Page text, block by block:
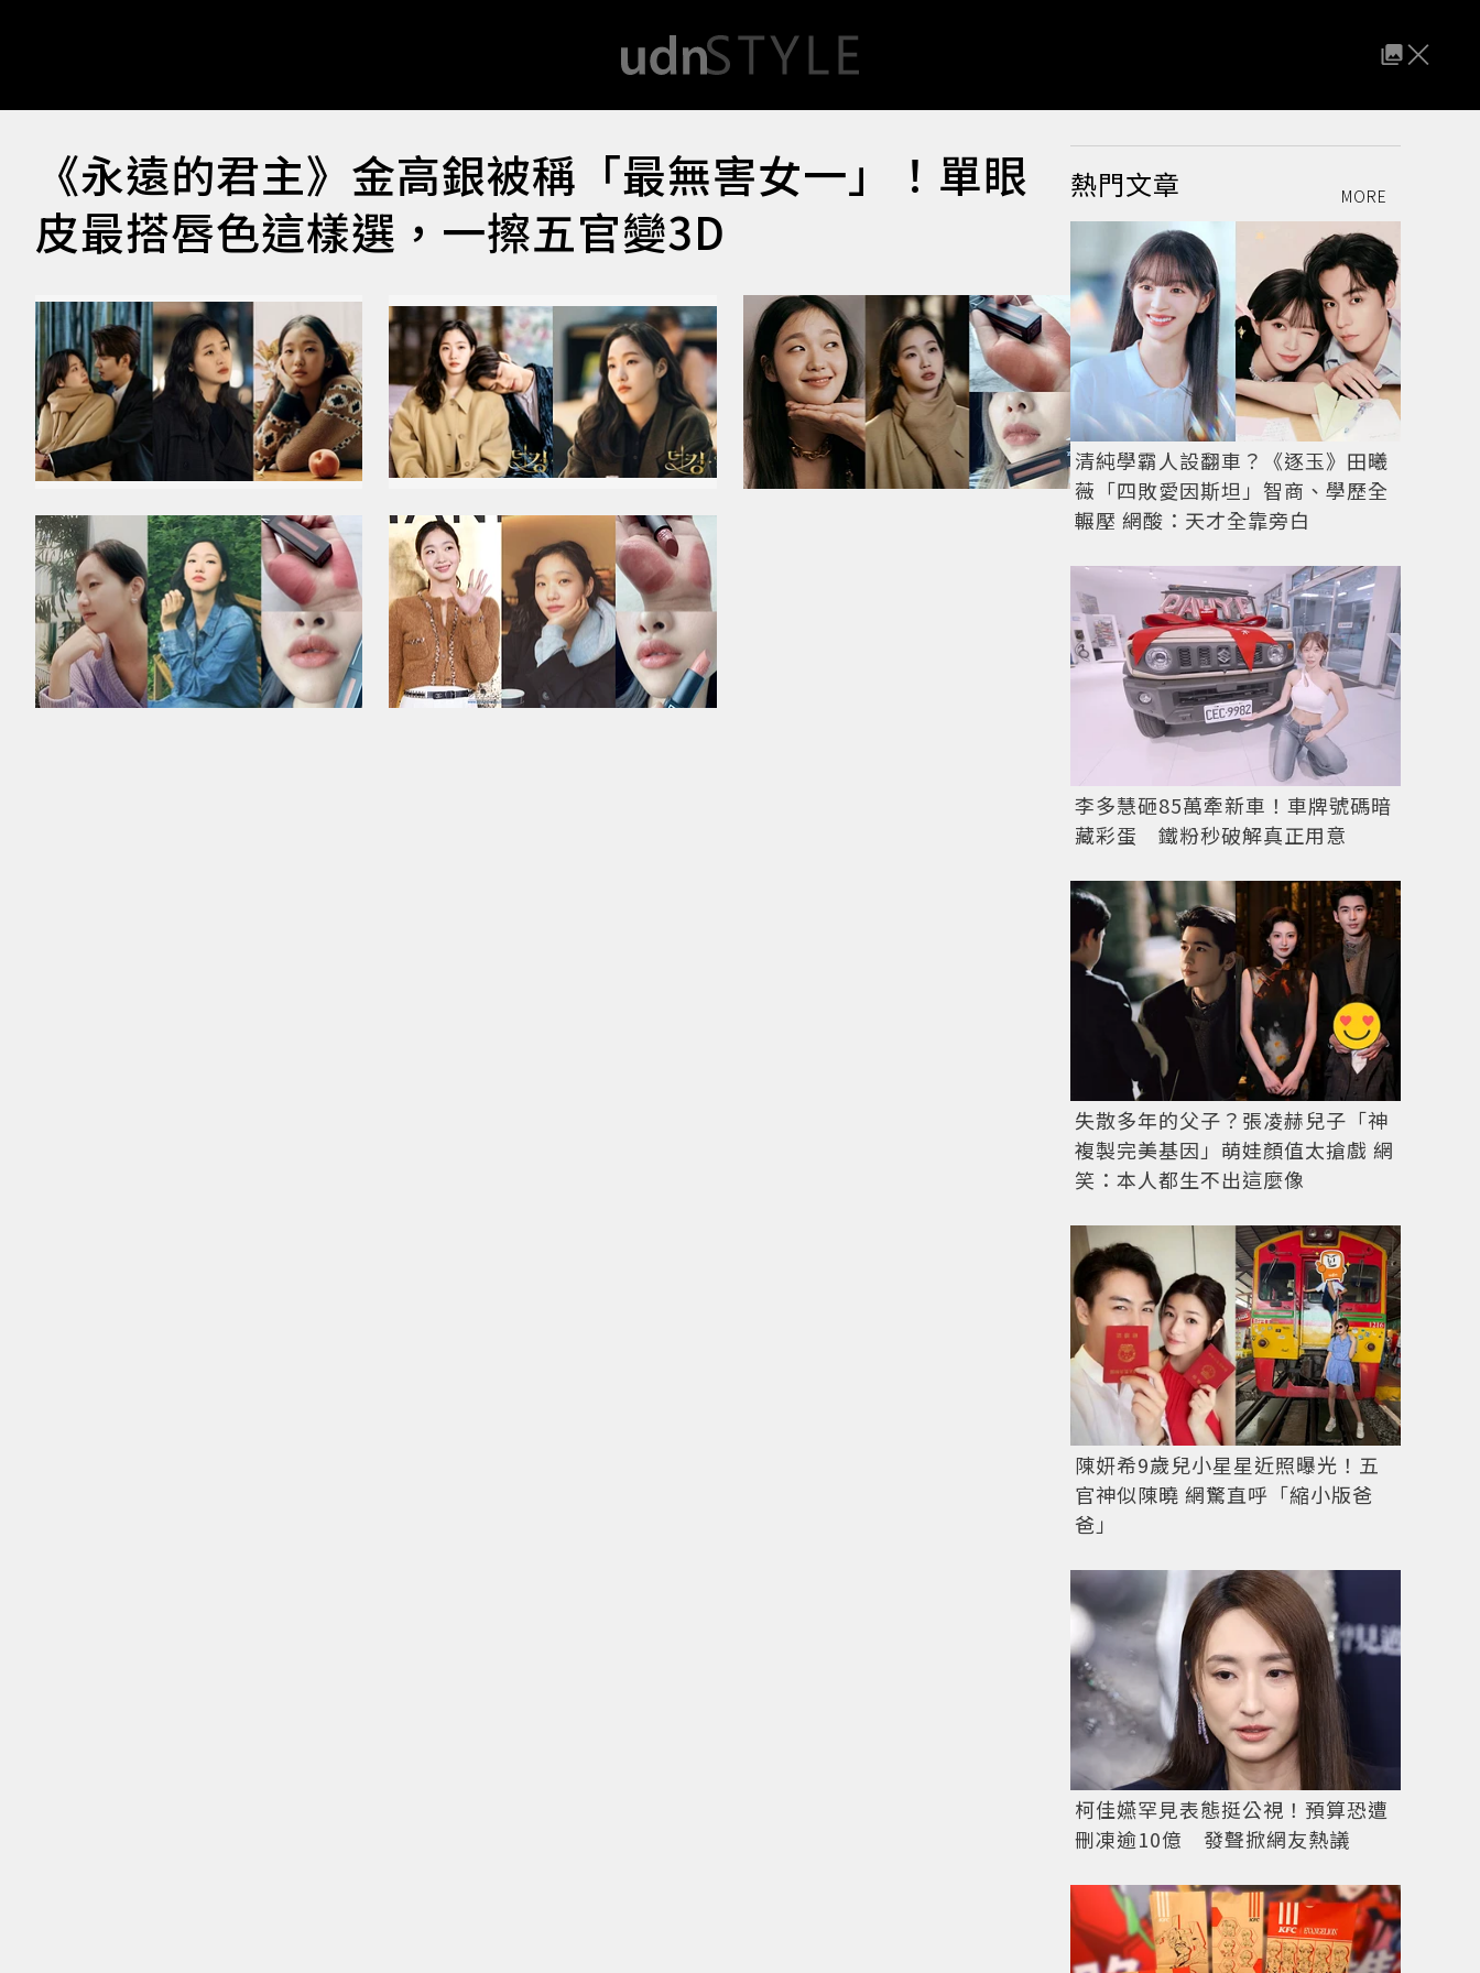
《永遠的君主》金高銀被稱「最無害女一」！單眼
皮最搭唇色這樣選，一擦五官變3D
熱門文章 MORE
清純學霸人設翻車？《逐玉》田曦
薇「四敗愛因斯坦」智商、學歷全
輾壓 網酸：天才全靠旁白
李多慧砸85萬牽新車！車牌號碼暗
藏彩蛋 鐵粉秒破解真正用意
失散多年的父子？張凌赫兒子「神
複製完美基因」萌娃顏值太搶戲 網
笑：本人都生不出這麼像
陳妍希9歲兒小星星近照曝光！五
官神似陳曉 網驚直呼「縮小版爸
爸」
柯佳嬿罕見表態挺公視！預算恐遭
刪凍逾10億 發聲掀網友熱議